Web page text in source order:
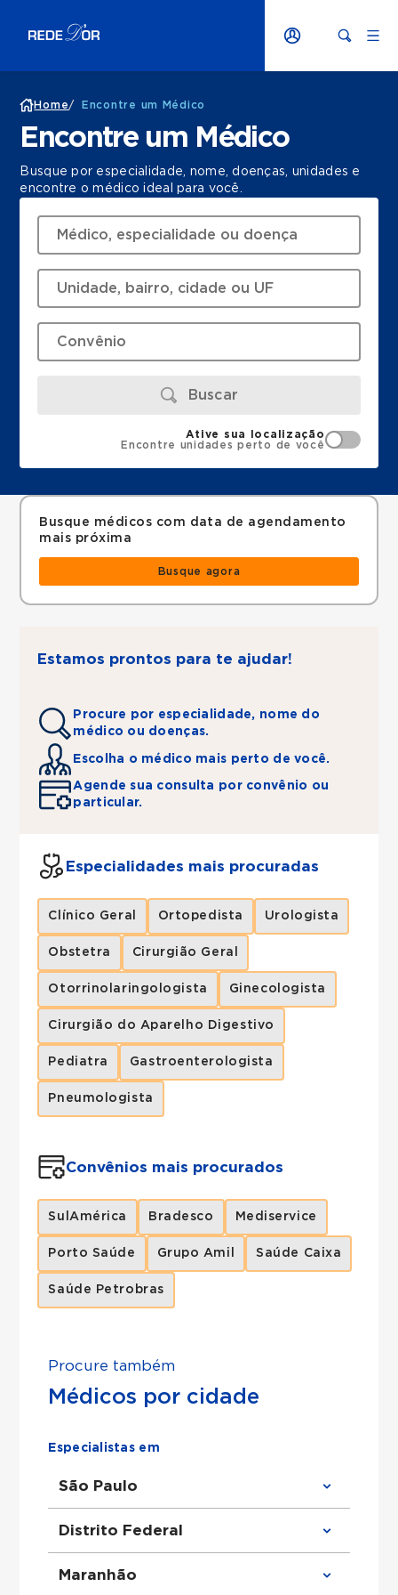
Home/ Encontre um Médico
Encontre um Médico
Busque por especialidade, nome, doenças, unidades e
encontre o médico ideal para você.
Buscar
Ative sua localização
Encontre unidades perto de você
Busque médicos com data de agendamento
mais próxima
Busque agora
Estamos prontos para te ajudar!
Procure por especialidade, nome do
médico ou doenças.
Escolha o médico mais perto de você.
Agende sua consulta por convênio ou
particular.
Especialidades mais procuradas
Clínico Geral Ortopedista Urologista
Obstetra Cirurgião Geral
Otorrinolaringologista Ginecologista
Cirurgião do Aparelho Digestivo
Pediatra Gastroenterologista
Pneumologista
Convênios mais procurados
SulAmérica Bradesco Mediservice
Porto Saúde Grupo Amil Saúde Caixa
Saúde Petrobras
Procure também
Médicos por cidade
Especialistas em
São Paulo
Clínico Geral em São Paulo
Urologista em São Paulo
Obstetra em São Paulo
Cirurgião Geral em São Paulo
Distrito Federal
Clínico Geral em Distrito Federal
Maranhão